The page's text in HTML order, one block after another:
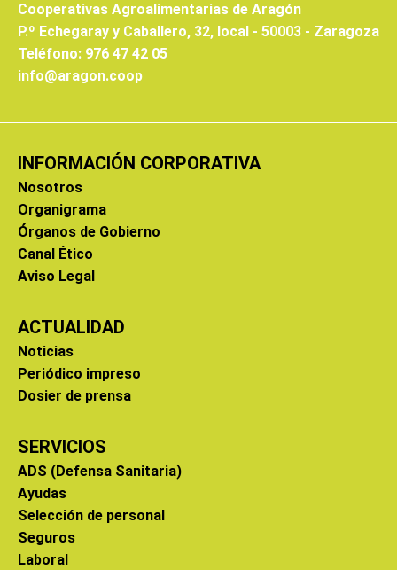
Cooperativas Agroalimentarias de Aragón
P.º Echegaray y Caballero, 32, local - 50003 - Zaragoza
Teléfono: 976 47 42 05
info@aragon.coop
INFORMACIÓN CORPORATIVA
Nosotros
Organigrama
Órganos de Gobierno
Canal Ético
Aviso Legal
ACTUALIDAD
Noticias
Periódico impreso
Dosier de prensa
SERVICIOS
ADS (Defensa Sanitaria)
Ayudas
Selección de personal
Seguros
Laboral